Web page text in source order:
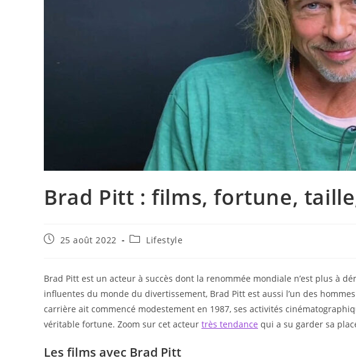
Brad Pitt : films, fortune,
Publication
25 août 2022
PostLifestyle
Brad Pitt est un acteur à succès dont la renommée mondiale n’est plus à
influentes du monde du divertissement, Brad Pitt est aussi l’un des
carrière ait commencé modestement en 1987, ses activités
véritable fortune. Zoom sur cet acteur très tendance qui a su garder sa
Les films avec Brad Pitt